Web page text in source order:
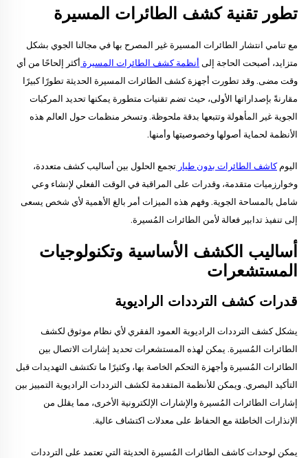
تطور تقنية كشف الطائرات المسيرة
مع تنامي انتشار الطائرات المسيرة غير المصرح بها في مجالنا الجوي بشكل
متزايد، أصبحت الحاجة إلى أنظمة كشف الطائرات المسيرة أكثر إلحاحًا من أي
وقت مضى. وقد تطورت أجهزة كشف الطائرات المسيرة الحديثة تطورًا كبيرًا
مقارنةً بإصداراتها الأولى، حيث تضم تقنيات متطورة يمكنها تحديد المركبات
الجوية غير المأهولة وتتبعها بدقة ملحوظة. وتسخر منظمات حول العالم هذه
الأنظمة لحماية أصولها وخصوصيتها وأمنها.
اليومكاشف الطائرات بدون طيار تجمع الحلول بين أساليب كشف متعددة،
وخوارزميات متقدمة، وقدرات على المراقبة في الوقت الفعلي لإنشاء وعي
شامل بالمساحة الجوية. وفهم هذه الميزات أمر بالغ الأهمية لأي شخص يسعى
إلى تنفيذ تدابير فعالة لأمن الطائرات المُسيرة.
أساليب الكشف الأساسية وتكنولوجيات
المستشعرات
قدرات كشف الترددات الراديوية
يشكل كشف الترددات الراديوية العمود الفقري لأي نظام موثوق لكشف
الطائرات المُسيرة. يمكن لهذه المستشعرات تحديد إشارات الاتصال بين
الطائرات المُسيرة وأجهزة التحكم الخاصة بها، وكثيرًا ما تكتشف التهديدات قبل
التأكيد البصري. ويمكن للأنظمة المتقدمة لكشف الترددات الراديوية التمييز بين
إشارات الطائرات المُسيرة والإشارات الإلكترونية الأخرى، مما يقلل من
الإنذارات الخاطئة مع الحفاظ على معدلات اكتشاف عالية.
يمكن لوحدات كاشف الطائرات المُسيرة الحديثة التي تعتمد على الترددات